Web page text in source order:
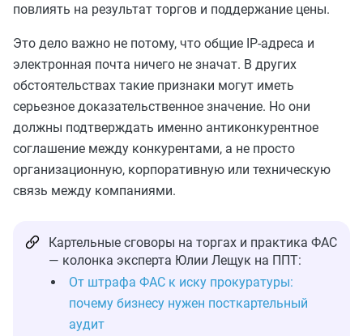
повлиять на результат торгов и поддержание цены.
Это дело важно не потому, что общие IP-адреса и
электронная почта ничего не значат. В других
обстоятельствах такие признаки могут иметь
серьезное доказательственное значение. Но они
должны подтверждать именно антиконкурентное
соглашение между конкурентами, а не просто
организационную, корпоративную или техническую
связь между компаниями.
Картельные сговоры на торгах и практика ФАС
— колонка эксперта Юлии Лещук на ППТ:
От штрафа ФАС к иску прокуратуры:
почему бизнесу нужен посткартельный
аудит